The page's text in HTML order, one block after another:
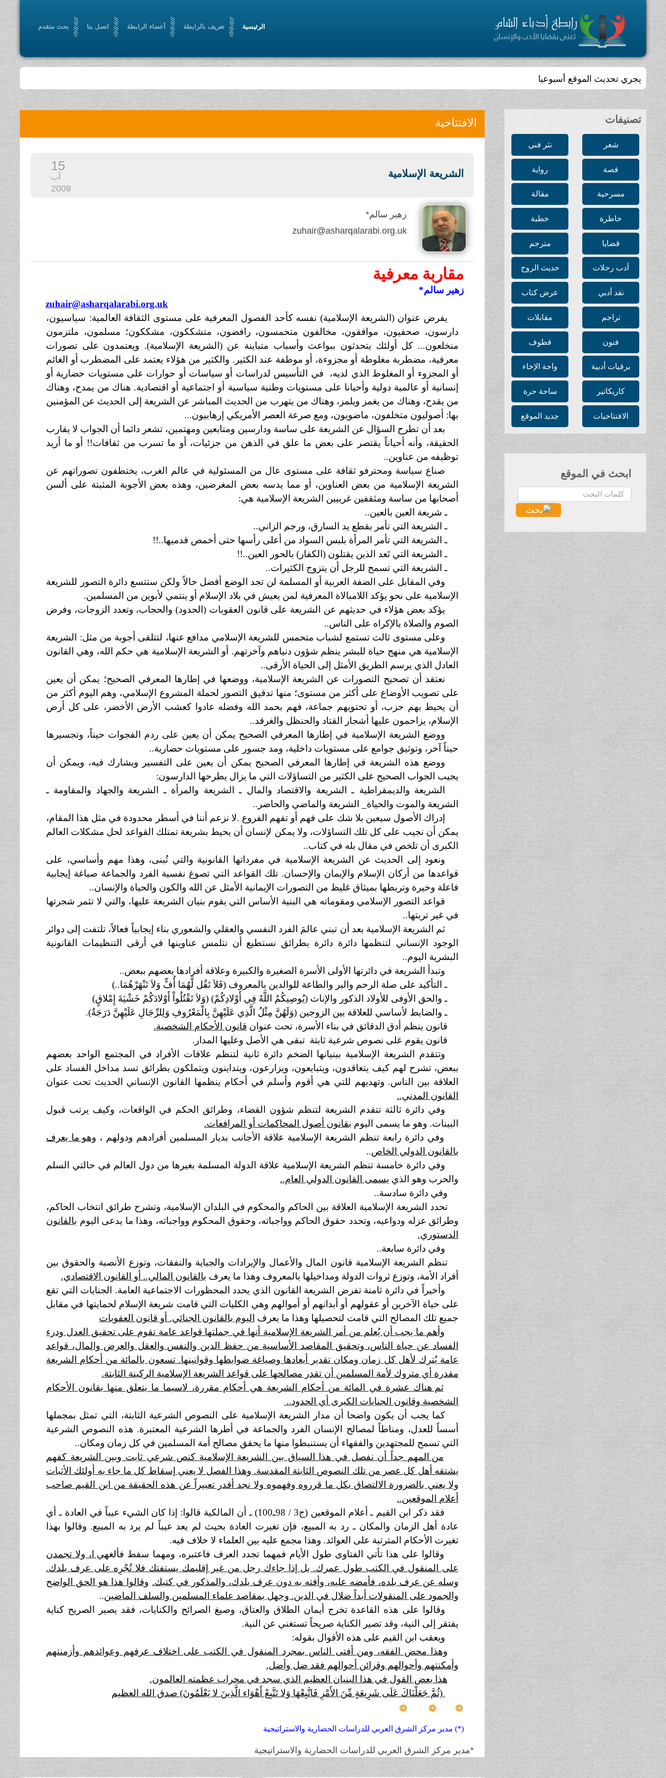
الرئيسية تعريف بالرابطة أعضاء الرابطة اتصل بنا بحث متقدم
يجري تحديث الموقع أسبوعيا
تصنيفات
شعر نثر فني
قصة رواية
مسرحية مقالة
خاطرة خطبة
قضايا مترجم
أدب رحلات حديث الروح
نقد أدبي عرض كتاب
تراجم مقابلات
فنون قطوف
برقيات أدبية واحة الإخاء
كاريكاتير ساحة حرة
الافتتاحيات جديد الموقع
ابحث في الموقع
البحث...
الافتتاحية
الشريعة الإسلامية
15
آب
2009
زهير سالم*
zuhair@asharqalarabi.org.uk
مقاربة معرفية
زهير سالم*
zuhair@asharqalarabi.org.uk
يفرض عنوان (الشريعة الإسلامية) نفسه كأحد الفصول المعرفية على مستوى الثقافة العالمية: سياسيون،
دارسون، صحفيون، موافقون، مخالفون متحمسون، رافضون، متشككون، مشككون؛ مسلمون، ملتزمون
منخلعون... كل أولئك يتحدثون ببواعث وأسباب متباينة عن (الشريعة الإسلامية). ويعتمدون على تصورات
معرفية، مضطربة مغلوطة أو مجزوءة، أو موظفة عند الكثير. والكثير من هؤلاء يعتمد على المضطرب أو الغائم
أو المجزوء أو المغلوط الذي لديه، في التأسيس لدراسات أو سياسات أو حوارات على مستويات حضارية أو
إنسانية أو عالمية دولية وأحيانا على مستويات وطنية سياسية أو اجتماعية أو اقتصادية. هناك من يمدح، وهناك
من يقدح، وهناك من يغمز ويلمز، وهناك من يتهرب من الحديث المباشر عن الشريعة إلى الحديث عن المؤمنين
بها: أصوليون متخلفون، ماضويون، ومع صرعة العصر الأمريكي إرهابيون...
بعد أن تطرح السؤال عن الشريعة على ساسة ودارسين ومتابعين ومهتمين، تشعر دائما أن الجواب لا يقارب
الحقيقة، وأنه أحياناً يقتصر على بعض ما علق في الذهن من جزئيات، أو ما تسرب من ثقافات!! أو ما أريد
توظيفه من عناوين..
صناع سياسة ومحترفو ثقافة على مستوى عال من المسئولية في عالم الغرب، يختطفون تصوراتهم عن
الشريعة الإسلامية من بعض العناوين، أو مما يدسه بعض المغرضين، وهذه بعض الأجوبة المثبتة على ألسن
أصحابها من ساسة ومثقفين غربيين الشريعة الإسلامية هي:
ـ شريعة العين بالعين..
ـ الشريعة التي تأمر بقطع يد السارق، ورجم الزاني..
ـ الشريعة التي تأمر المرأة بلبس السواد من أعلى رأسها حتى أخمص قدميها..!!
ـ الشريعة التي تَعد الذين يقتلون (الكفار) بالحور العين..!!
ـ الشريعة التي تسمح للرجل أن يتزوج الكثيرات..
وفي المقابل على الضفة العربية أو المسلمة لن تجد الوضع أفضل حالاً ولكن ستتسع دائرة التصور للشريعة
الإسلامية على نحو يؤكد اللامبالاة المعرفية لمن يعيش في بلاد الإسلام أو ينتمي لأبوين من المسلمين.
يؤكد بعض هؤلاء في حديثهم عن الشريعة على قانون العقوبات (الحدود) والحجاب، وتعدد الزوجات، وفرض
الصوم والصلاة بالإكراه على الناس..
وعلى مستوى ثالث تستمع لشباب متحمس للشريعة الإسلامي مدافع عنها، لتتلقى أجوبة من مثل: الشريعة
الإسلامية هي منهج حياة للبشر ينظم شؤون دنياهم وآخرتهم. أو الشريعة الإسلامية هي حكم الله، وهي القانون
العادل الذي يرسم الطريق الأمثل إلى الحياة الأرقى..
نعتقد أن تصحيح التصورات عن الشريعة الإسلامية، ووضعها في إطارها المعرفي الصحيح؛ يمكن أن يعين
على تصويب الأوضاع على أكثر من مستوى؛ منها تدقيق التصور لحملة المشروع الإسلامي، وهم اليوم أكثر من
أن يحيط بهم حزب، أو تحتويهم جماعة، فهم بحمد الله وفضله عادوا كعشب الأرض الأخضر، على كل أرض
الإسلام، يزاحمون عليها أشجار القتاد والحنظل والغرقد..
ووضع الشريعة الإسلامية في إطارها المعرفي الصحيح يمكن أن يعين على ردم الفجوات حيناً، وتجسيرها
حيناً آخر، وتوثيق جوامع على مستويات داخلية، ومد جسور على مستويات حضارية..
ووضع هذه الشريعة في إطارها المعرفي الصحيح يمكن أن يعين على التفسير ويشارك فيه، ويمكن أن
يجيب الجواب الصحيح على الكثير من التساؤلات التي ما يزال يطرحها الدارسون:
الشريعة والديمقراطية ـ الشريعة والاقتصاد والمال ـ الشريعة والمرأة ـ الشريعة والجهاد والمقاومة ـ
الشريعة والموت والحياة_ الشريعة والماضي والحاضر..
إدراك الأصول سيعين بلا شك على فهم أو تفهم الفروع .لا نزعم أننا في أسطر محدودة في مثل هذا المقام،
يمكن أن نجيب على كل تلك التساؤلات، ولا يمكن لإنسان أن يحيط بشريعة تمتلك القواعد لحل مشكلات العالم
الكبرى أن تلخص في مقال بله في كتاب..
ونعود إلى الحديث عن الشريعة الإسلامية في مفرداتها القانونية والتي تُبنى، وهذا مهم وأساسي، على
قواعدها من أركان الإسلام والإيمان والإحسان. تلك القواعد التي تصوغ نفسية الفرد والجماعة صياغة إيجابية
فاعلة وخيرة وتربطها بميثاق غليظ من التصورات الإيمانية الأمثل عن الله والكون والحياة والإنسان..
قواعد التصور الإسلامي ومقوماته هي البنية الأساس التي يقوم بنيان الشريعة عليها، والتي لا تثمر شجرتها
في غير تربتها..
ثم الشريعة الإسلامية بعد أن تبني عالمَ الفرد النفسي والعقلي والشعوري بناء إيجابياً فعالاً، تلتفت إلى دوائر
الوجود الإنساني لتنظمها دائرة دائرة بطرائق نستطيع أن نتلمس عناوينها في أرقى التنظيمات القانونية
البشرية اليوم..
وتبدأ الشريعة في دائرتها الأولى الأسرة الصغيرة والكبيرة وعلاقة أفرادها بعضهم ببعض..
ـ التأكيد على صلة الرحم والبر والطاعة للوالدين بالمعروف (فَلاَ تَقُل لَّهُمَا أُفٍّ وَلاَ تَنْهَرْهُمَا..)
ـ والحق الأوفى للأولاد الذكور والإناث (يُوصِيكُمُ اللَّهُ فِي أَوْلادِكُمْ) (وَلاَ تَقْتُلُواْ أَوْلادَكُمْ خَشْيَةَ إِمْلاقٍ)
ـ والضابط لأساسي للعلاقة بين الزوجين (وَلَهُنَّ مِثْلُ الَّذِي عَلَيْهِنَّ بِالْمَعْرُوفِ وَلِلرِّجَالِ عَلَيْهِنَّ دَرَجَةٌ).
قانون ينظم أدق الدقائق في بناء الأسرة، تحت عنوان قانون الأحكام الشخصية.
قانون يقوم على نصوص شرعية ثابتة تبقى هي الأصل وعليها المدار.
وتتقدم الشريعة الإسلامية ببنيانها الضخم دائرة ثانية لتنظم علاقات الأفراد في المجتمع الواحد بعضهم
ببعض، تشرح لهم كيف يتعاقدون، ويتبايعون، ويزارعون، ويتداينون ويتملكون بطرائق تسد مداخل الفساد على
العلاقة بين الناس. وتهديهم للتي هي أقوم وأسلم في أحكام ينظمها القانون الإنساني الحديث تحت عنوان
القانون المدني..
وفي دائرة ثالثة تتقدم الشريعة لتنظم شؤون القضاء، وطرائق الحكم في الواقعات، وكيف يرتب قبول
البينات. وهو ما يسمى اليوم بقانون أصول المحاكمات أو المرافعات.
وفي دائرة رابعة تنظم الشريعة الإسلامية علاقة الأجانب بديار المسلمين أفرادهم ودولهم ، وهو ما يعرف
بالقانون الدولي الخاص..
وفي دائرة خامسة تنظم الشريعة الإسلامية علاقة الدولة المسلمة بغيرها من دول العالم في حالتي السلم
والحرب وهو الذي يسمى القانون الدولي العام..
وفي دائرة سادسة..
تحدد الشريعة الإسلامية العلاقة بين الحاكم والمحكوم في البلدان الإسلامية، وتشرح طرائق انتخاب الحاكم،
وطرائق عزله ودواعيه، وتحدد حقوق الحاكم وواجباته، وحقوق المحكوم وواجباته، وهذا ما يدعى اليوم بالقانون
الدستوري.
وفي دائرة سابعة..
تنظم الشريعة الإسلامية قانون المال والأعمال والإيرادات والجباية والنفقات، وتوزع الأنصبة والحقوق بين
أفراد الأمة، وتوزع ثروات الدولة ومداخيلها بالمعروف وهذا ما يعرف بالقانون المالي.. أو القانون الاقتصادي.
وأخيراً في دائرة ثامنة تفرض الشريعة القانون الذي يحدد المحظورات الاجتماعية العامة. الجنايات التي تقع
على حياة الآخرين أو عقولهم أو أبدانهم أو أموالهم وهي الكليات التي قامت شريعة الإسلام لحمايتها في مقابل
جميع تلك المصالح التي قامت لتحصيلها وهذا ما يعرف
اليوم بالقانون الجنائي. أو قانون العقوبات
وأهم ما يجب أن يُعلم من أمر الشريعة الإسلامية أنها في جملتها قواعد عامة تقوم على تحقيق العدل ودرء
الفساد عن حياة الناس، وتحقيق المقاصد الأساسية من حفظ الدين والنفس والعقل والعرض والمال، قواعد
عامة يُترك لأهل كل زمان ومكان تقدير أبعادها وصياغة ضوابطها وقوانينها. تسعون بالمائة من أحكام الشريعة
مقدرة أي متروك لأمة المسلمين أن تقدر مصالحها على قواعد الشريعة الإسلامية الركينة الثابتة.
ثم هناك عشرة في المائة من أحكام الشريعة هي أحكام مقررة، لاسيما ما يتعلق منها بقانون الأحكام
الشخصية وقانون الجنايات الكبرى أي الحدود..
كما يجب أن يكون واضحا أن مدار الشريعة الإسلامية على النصوص الشرعية الثابتة، التي تمثل بمجملها
أسساً للعدل، ومناطاً لمصالح الإنسان الفرد والجماعة في أطرها الشرعية المعتبرة. هذه النصوص الشرعية
التي تسمح للمجتهدين والفقهاء أن يستنبطوا منها ما يحقق مصالح أمة المسلمين في كل زمان ومكان..
من المهم جداً أن نفصل في هذا السياق بين الشريعة الإسلامية كنص شرعي ثابت وبين الشريعة كفهم
يشتقه أهل كل عصر من تلك النصوص الثابتة المقدسة. وهذا الفصل لا يعني إسقاط كل ما جاء به أولئك الأثبات
ولا يعني بالضرورة الالتصاق بكل ما قرروه وفهموه ولا نجد أقدر تعبيراً عن هذه الحقيقة من ابن القيم صاحب
أعلام الموقعين..
فقد ذكر ابن القيم ـ أعلام الموقعين (ج3 / 98ـ100) ـ أن المالكية قالوا: إذا كان الشيء عيباً في العادة ـ أي
عادة أهل الزمان والمكان ـ رد به المبيع، فإن تغيرت العادة بحيث لم يعد عيباً لم يرد به المبيع. وقالوا بهذا
تغيرت الأحكام المترتبة على العوائد. وهذا مجمع عليه بين العلماء لا خلاف فيه.
وقالوا على هذا تأتي الفتاوى طول الأيام فمهما تجدد العرف فاعتبره، ومهما سقط فألغهي ا، ولا تجمدن
على المنقول في الكتب طول عمرك. بل إذا جاءك رجل من غير إقليمك يستفتك فلا تُجْرِه على عرف بلدك.
وسله عن عرف بلده، فأمضه عليه، وأفته به دون عرف بلدك، والمذكور في كتبك. وقالوا هذا هو الحق الواضح
والجمود على المنقولات أبداً ضلال في الدين. وجهل بمقاصد علماء المسلمين والسلف الماضين..
وقالوا على هذه القاعدة تخرج أيمان الطلاق والعتاق، وصيغ الصرائح والكنايات، فقد يصير الصريح كناية
يفتقر إلى النية، وقد تصير الكناية صريحاً تستغني عن النية.
ويعقب ابن القيم على هذه الأقوال بقوله:
وهذا محض الفقه، ومن أفتى الناس بمجرد المنقول في الكتب على اختلاف عرفهم وعوائدهم وأزمنتهم
وأمكنتهم وأحوالهم وقرائن أحوالهم فقد ضل وأضل.
هذا بعض القول في هذا البنيان العظيم الذي سجد في محراب عظمته العالمون.
(ثُمَّ جَعَلْنَاكَ عَلَى شَرِيعَةٍ مِّنَ الأَمْرِ فَاتَّبِعْهَا وَلا تَتَّبِعْ أَهْوَاء الَّذِينَ لا يَعْلَمُونَ) صدق الله العظيم
(*) مدير مركز الشرق العربي للدراسات الحضارية والاستراتيجية
*مدير مركز الشرق العربي للدراسات الحضارية والاستراتيجية